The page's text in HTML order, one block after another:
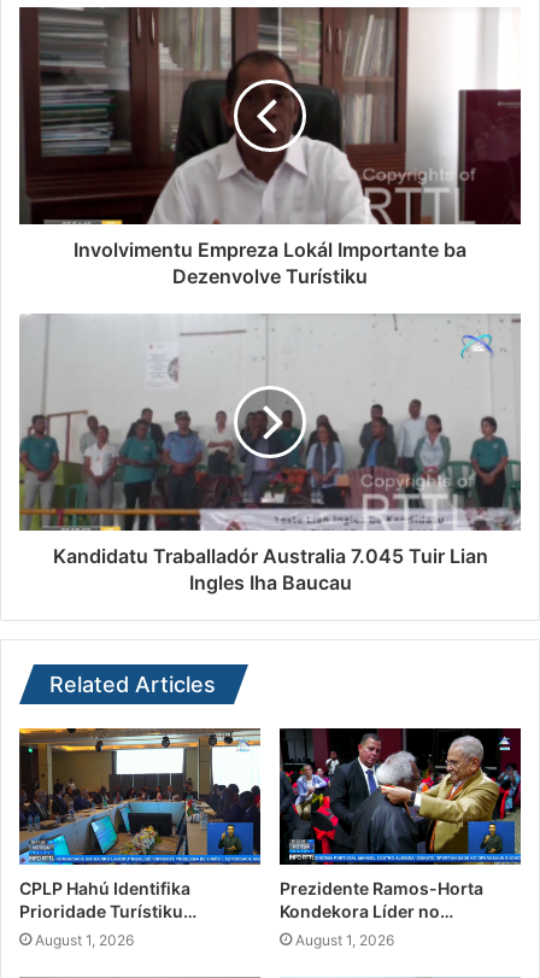
Involvimentu Empreza Lokál Importante ba
Dezenvolve Turístiku
Kandidatu Traballadór Australia 7.045 Tuir Lian
Ingles Iha Baucau
Related Articles
CPLP Hahú Identifika
Prioridade Turístiku…
August 1, 2026
Prezidente Ramos-Horta
Kondekora Líder no…
August 1, 2026